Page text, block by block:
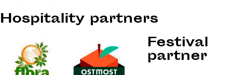
Hospitality partners
Festival
partner